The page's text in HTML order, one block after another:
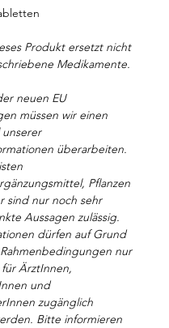
Produkt ersetzt nicht
Medikamente.
neuen EU
müssen wir einen
überarbeiten.
Pflanzen
sind nur noch sehr
Aussagen zulässig.
dürfen auf Grund
nur
ÄrztInnen,
und
zugänglich
Bitte informieren